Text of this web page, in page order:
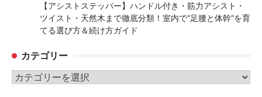
【アシストステッパー】ハンドル付き・筋力アシスト・
ツイスト・天然木まで徹底分類！室内で“足腰と体幹”を育
てる選び方＆続け方ガイド
カテゴリー
カ